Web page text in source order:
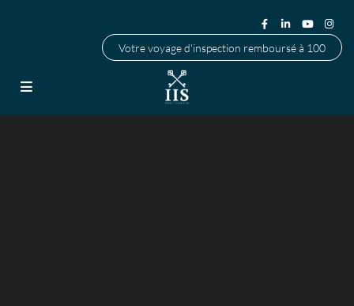
Votre voyage d'inspection remboursé à 100